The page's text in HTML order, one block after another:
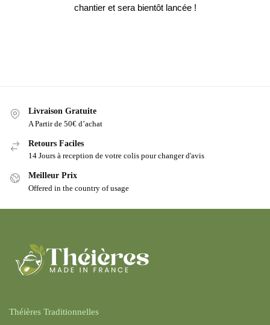
chantier et sera bientôt lancée !
Livraison Gratuite
A Partir de 50€ d’achat
Retours Faciles
14 Jours à reception de votre colis pour changer d'avis
Meilleur Prix
Offered in the country of usage
Théières Traditionnelles